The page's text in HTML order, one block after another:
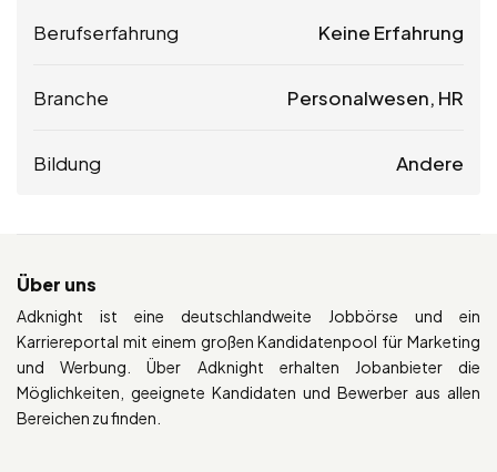
Berufserfahrung Keine Erfahrung
Branche Personalwesen, HR
Bildung Andere
Über uns
Adknight ist eine deutschlandweite Jobbörse und ein
Karriereportal mit einem großen Kandidatenpool für Marketing
und Werbung. Über Adknight erhalten Jobanbieter die
Möglichkeiten, geeignete Kandidaten und Bewerber aus allen
Bereichen zu finden.